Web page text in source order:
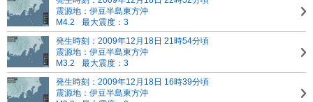
震源地：伊豆半島東方沖
M4.2
最大震度：3
発生時刻：2009年12月18日 21時54分頃
震源地：伊豆半島東方沖
M3.2
最大震度：3
発生時刻：2009年12月18日 16時39分頃
震源地：伊豆半島東方沖